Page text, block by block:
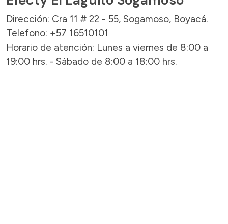
Dirección: Cra 11 # 22 - 55, Sogamoso, Boyacá.
Telefono: +57 16510101
Horario de atención: Lunes a viernes de 8:00 a
19:00 hrs. - Sábado de 8:00 a 18:00 hrs.